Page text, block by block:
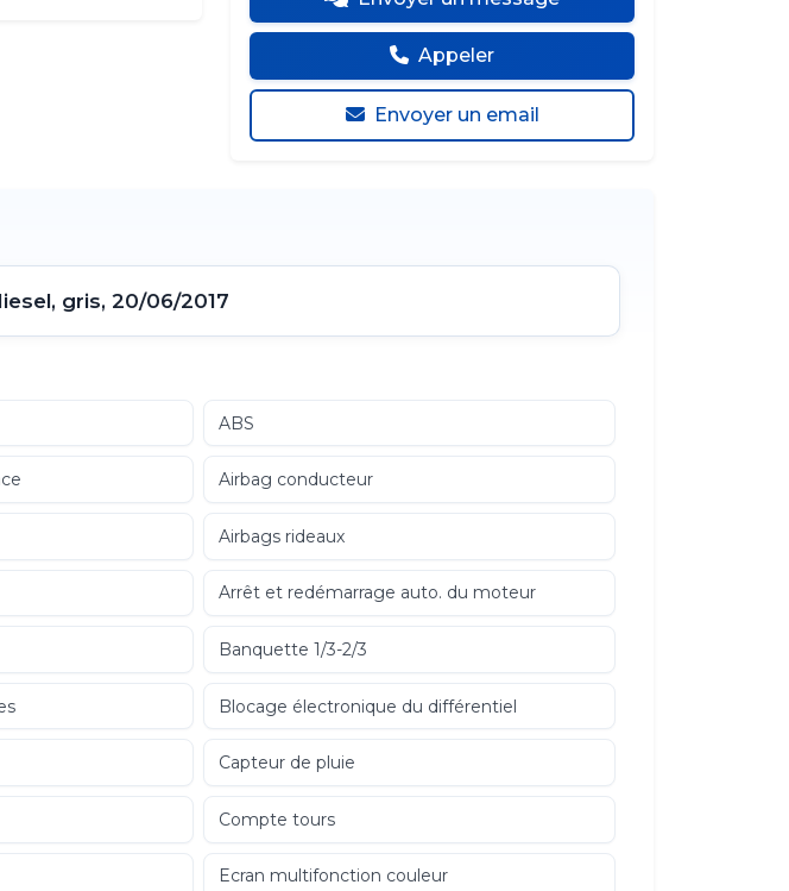
Appeler
Envoyer un email
gris, 20/06/2017
ABS
Airbag conducteur
Airbags rideaux
Arrêt et redémarrage auto. du moteur
Banquette 1/3-2/3
Blocage électronique du différentiel
Capteur de pluie
Compte tours
Ecran multifonction couleur